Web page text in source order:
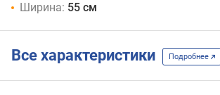
Ширина: 55 см
Все характеристики Подробнее